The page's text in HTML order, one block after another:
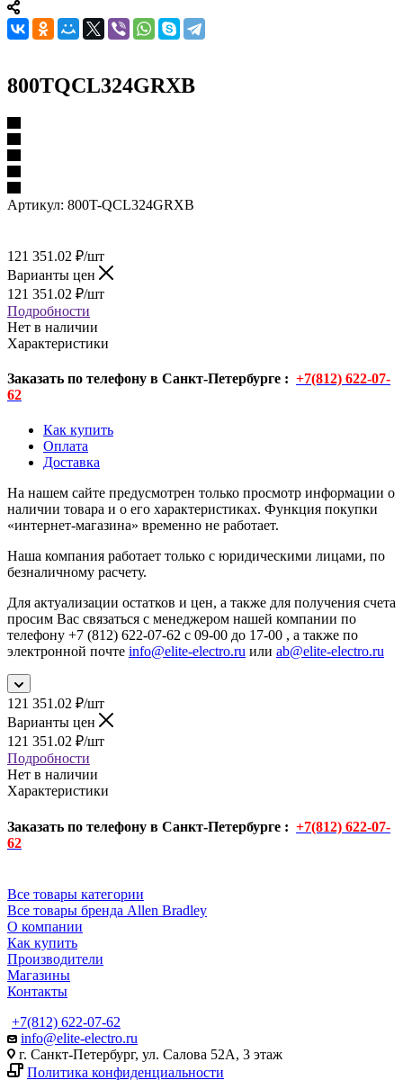
800TQCL324GRXB
Артикул: 800T-QCL324GRXB
121 351.02 ₽/шт
Варианты цен
121 351.02 ₽/шт
Подробности
Нет в наличии
Характеристики
Заказать по телефону в Санкт-Петербурге : +7(812) 622-07-
62
Как купить
Оплата
Доставка
На нашем сайте предусмотрен только просмотр информации о
наличии товара и о его характеристиках. Функция покупки
«интернет-магазина» временно не работает.
Наша компания работает только с юридическими лицами, по
безналичному расчету.
Для актуализации остатков и цен, а также для получения счета
просим Вас связаться с менеджером нашей компании по
телефону +7 (812) 622-07-62 с 09-00 до 17-00 , а также по
электронной почте info@elite-electro.ru или ab@elite-electro.ru
121 351.02 ₽/шт
Варианты цен
121 351.02 ₽/шт
Подробности
Нет в наличии
Характеристики
Заказать по телефону в Санкт-Петербурге : +7(812) 622-07-
62
Все товары категории
Все товары бренда Allen Bradley
О компании
Как купить
Производители
Магазины
Контакты
+7(812) 622-07-62
info@elite-electro.ru
г. Санкт-Петербург, ул. Салова 52А, 3 этаж
Политика конфиденциальности